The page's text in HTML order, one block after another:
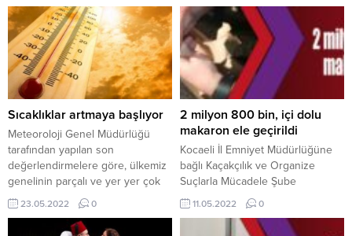
Sıcaklıklar artmaya başlıyor
Meteoroloji Genel Müdürlüğü
tarafından yapılan son
değerlendirmelere göre, ülkemiz
genelinin parçalı ve yer yer çok
bulutlu, Kocaeli ve Sakarya’nın iç
kesimlerinde gök gürültülü
sağanak yağışın yerel olarak
23.05.2022 0
2 milyon 800 bin, içi dolu
makaron ele geçirildi
Kocaeli İl Emniyet Müdürlüğüne
bağlı Kaçakçılık ve Organize
Suçlarla Mücadele Şube
Ekiplerinin, almış olduğu duyum
ve yapmış oldukları istihbari
çalışmalar sonucu, Dilovası’nda
11.05.2022 0